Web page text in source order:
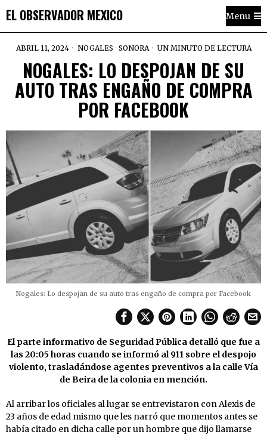
EL OBSERVADOR MEXICO Menu
ABRIL 11, 2024 NOGALES · SONORA UN MINUTO DE LECTURA
NOGALES: LO DESPOJAN DE SU
AUTO TRAS ENGAÑO DE COMPRA
POR FACEBOOK
Nogales: Lo despojan de su auto tras engaño de compra por Facebook
El parte informativo de Seguridad Pública detalló que fue a
las 20:05 horas cuando se informó al 911 sobre el despojo
violento, trasladándose agentes preventivos a la calle Vía
de Beira de la colonia en mención.
Al arribar los oficiales al lugar se entrevistaron con Alexis de
23 años de edad mismo que les narró que momentos antes se
había citado en dicha calle por un hombre que dijo llamarse